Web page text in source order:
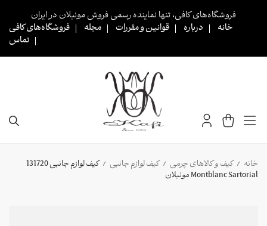
فروشگاه‌های کافی، تنها نماینده رسمی فروش مونبلان در ایران
خانه
درباره قوانین و مقررات مجله
فروشگاه‌های کافی
تماس
خانه / کیف و کالاهای چرمی / کیف لوازم جانبی /
کیف لوازم جانبی 131720
Montblanc Sartorial مونبلان